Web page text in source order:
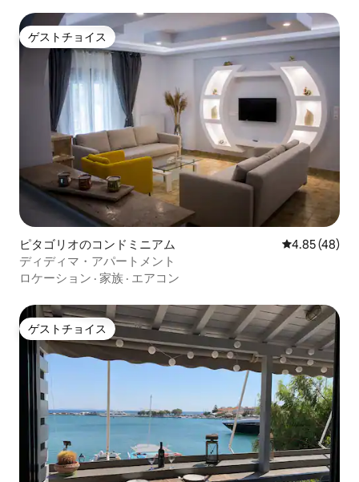
ゲストチョイス
ゲストチョイス
ピタゴリオのコンドミニアム レビュー48
4.85 (48)
ディディマ・アパートメント
ロケーション · 家族 · エアコン
ゲストチョイス
ゲストチョイス